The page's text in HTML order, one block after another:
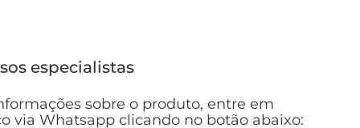
para operar até 4 sensores digitais de IQ, com conexão
D-SUB 902 888);
com 5 teclas e uma tecla direcional para rápida seleção
especialistas
sobre o produto, entre em
via Whatsapp clicando no botão abaixo: